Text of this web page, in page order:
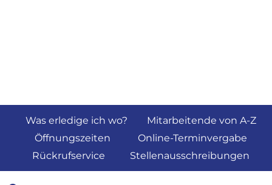
Was erledige ich wo?
Mitarbeitende von A-Z
Öffnungszeiten
Online-Terminvergabe
Rückrufservice
Stellenausschreibungen